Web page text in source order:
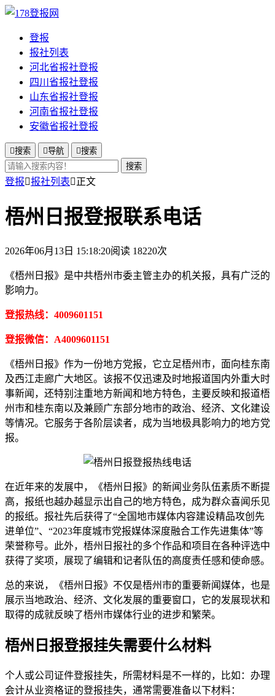
登报
报社列表
河北省报社登报
四川省报社登报
山东省报社登报
河南省报社登报
安徽省报社登报
搜索 导航 搜索
搜索
登报报社列表正文
梧州日报登报联系电话
2026年06月13日 15:18:20阅读 18220次
《梧州日报》是中共梧州市委主管主办的机关报，具有广泛的
影响力。
登报热线：4009601151
登报微信：A4009601151
《梧州日报》作为一份地方党报，它立足梧州市，面向桂东南
及西江走廊广大地区。该报不仅迅速及时地报道国内外重大时
事新闻，还特别注重地方新闻和地方特色，主要反映和报道梧
州市和桂东南以及兼顾广东部分地市的政治、经济、文化建设
等情况。它服务于各阶层读者，成为当地极具影响力的地方党
报。
在近年来的发展中，《梧州日报》的新闻业务队伍素质不断提
高，报纸也越办越显示出自己的地方特色，成为群众喜闻乐见
的报纸。报社先后获得了“全国地市媒体内容建设精品攻创先
进单位”、“2023年度城市党报媒体深度融合工作先进集体”等
荣誉称号。此外，梧州日报社的多个作品和项目在各种评选中
获得了奖项，展现了编辑和记者队伍的高度责任感和使命感。
总的来说，《梧州日报》不仅是梧州市的重要新闻媒体，也是
展示当地政治、经济、文化发展的重要窗口，它的发展现状和
取得的成就反映了梧州市媒体行业的进步和繁荣。
梧州日报登报挂失需要什么材料
个人或公司证件登报挂失，所需材料是不一样的，比如：办理
会计从业资格证的登报挂失，通常需要准备以下材料：